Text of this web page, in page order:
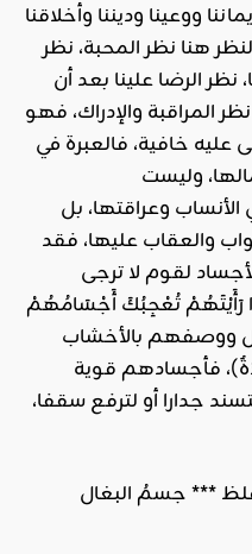
ووعينا وديننا وأخلاقنا
هنا نظر المحبة، نظر
نظر الرضا علينا بعد أن
المراقبة والإدراك، فهو
خافية، فالعبرة في
وليست
وعراقتها، بل
والعقاب عليها، فقد
لقوم لا ترجى
رَأَيْتَهُمْ تُعْجِبُكَ أَجْسَامُهُمْ
ووصفهم بالأخشاب
فأجسادهم قوية
جدارا أو لترفع سقفا،
*** جسمُ البغال